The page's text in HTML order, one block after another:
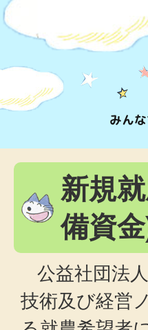
新規
備資
公益社団法
技術及び経営